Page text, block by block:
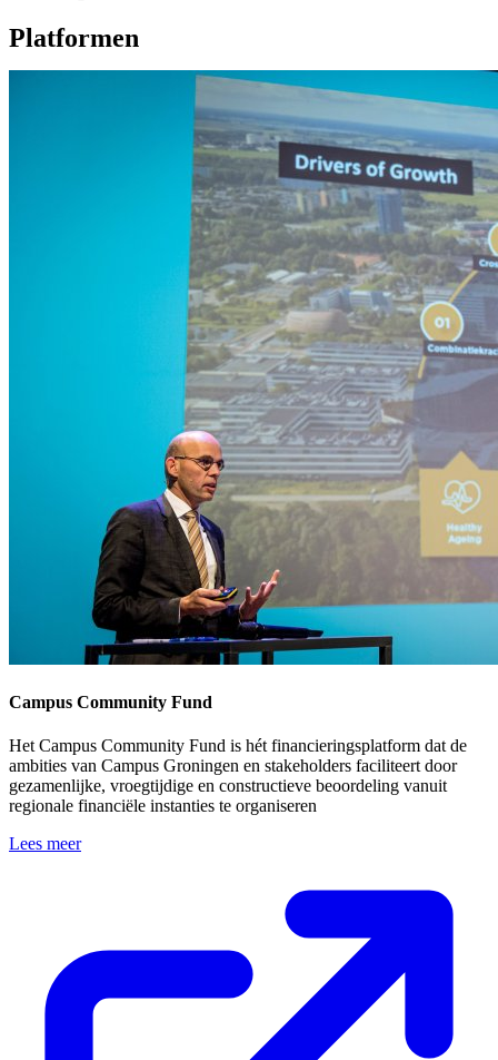
Platformen
Campus Community Fund
Het Campus Community Fund is hét financieringsplatform dat de
ambities van Campus Groningen en stakeholders faciliteert door
gezamenlijke, vroegtijdige en constructieve beoordeling vanuit
regionale financiële instanties te organiseren
Lees meer